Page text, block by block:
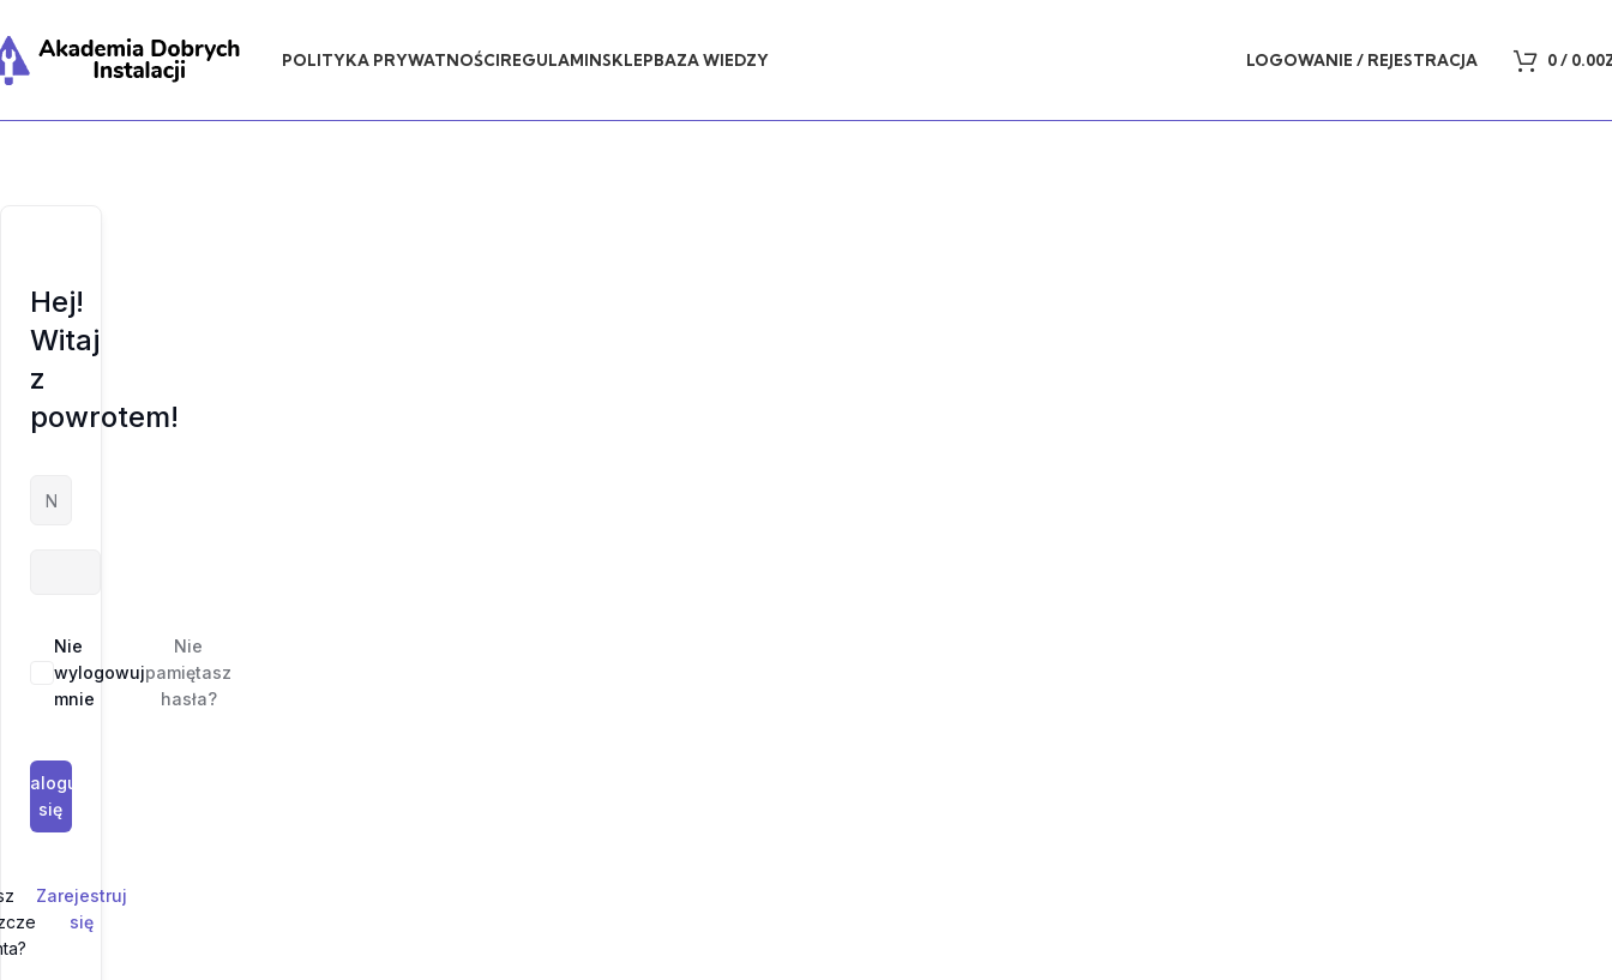
POLITYKA PRYWATNOŚCIREGULAMINSKLEPBAZA WIEDZY LOGOWANIE / REJESTRACJA 0/ 0.00
Hej!
Witaj
z
powrotem!
Nie
wylogowuj
mnie
Nie
pamiętasz
hasła?
Zaloguj
się
Zarejestruj
się